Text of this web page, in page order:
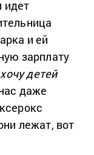
идет
и ей
зарплату
детей
даже
лежат, вот